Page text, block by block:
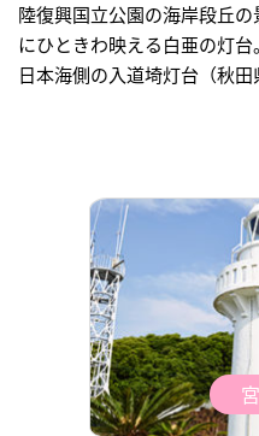
陸復興国立公園の海岸段丘
にひときわ映える白亜の灯台
日本海側の入道埼灯台（秋田